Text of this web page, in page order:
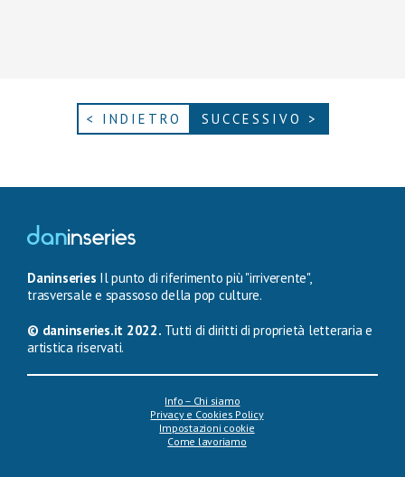
< INDIETRO SUCCESSIVO >
Daninseries Il punto di riferimento più "irriverente",
trasversale e spassoso della pop culture.
© daninseries.it 2022. Tutti di diritti di proprietà letteraria e
artistica riservati.
Info – Chi siamo
Privacy e Cookies Policy
Impostazioni cookie
Come lavoriamo